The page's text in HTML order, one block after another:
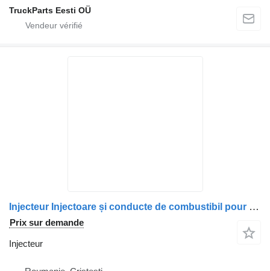
TruckParts Eesti OÜ
Injecteur Injectoare și conducte de combustibil pour camion Volvo 21365864 21367324 298163-13
Prix sur demande
Injecteur